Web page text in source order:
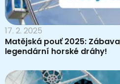
17. 2. 2025
Matějská pouť 2025:
legendární horské dráhy!